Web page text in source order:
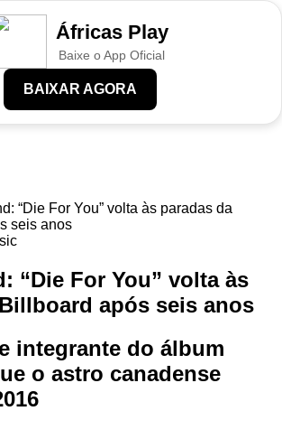
Áfricas Play
Baixe o App Oficial
BAIXAR AGORA
“Die For You” volta às
após seis anos
integrante do álbum
o astro canadense